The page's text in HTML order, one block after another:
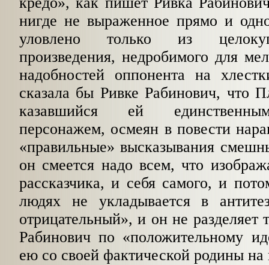
нигде не выраженное прямо и
уловлено только из
произведения, недробимого для
надобностей оппонента на
сказала бы Ривке Рабинович, что
казавшийся ей
персонажем, осме­ян в повести
«правильные» высказыва­ния
он смеется надо всем, что
рассказчика, и себя самого, и
людях не укладывается в
отрицательный», и он не разделяет
Рабинович по «положительному
ею со своей фактической родины